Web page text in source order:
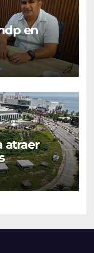
en
atraer